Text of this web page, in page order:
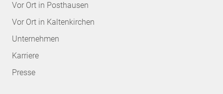
Vor Ort in Posthausen
Vor Ort in Kaltenkirchen
Unternehmen
Karriere
Presse